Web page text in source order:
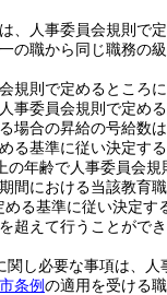
人事委員会規則で
の職から同じ職務の
則で定めるところ
委員会規則で定め
場合の昇給の号給数は
る基準に従い決定する
年齢で人事委員会規
間における当該教育
る基準に従い決定す
超えて行うことができ
し必要な事項は、人
市条例の適用を受ける